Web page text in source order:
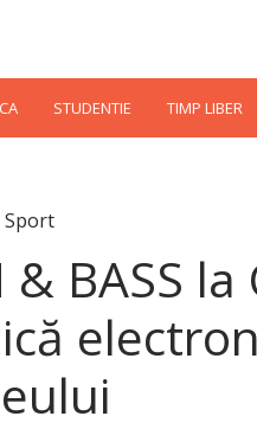
STUDENTIE TIMP LIBER
Sport
& BASS